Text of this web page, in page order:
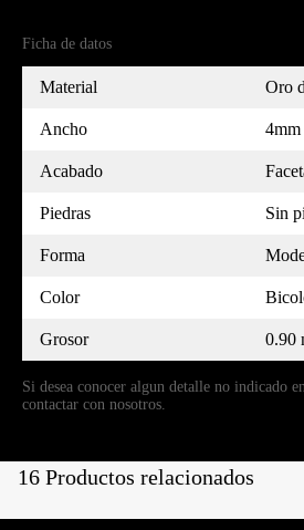
Ficha de datos
Material Oro
Ancho 4mm
Acabado
Piedras Sin
Forma
Color
Grosor 0.90
Si desea conocer algun detalle no indicado
contactar con nosotros.
16 Productos relacionados